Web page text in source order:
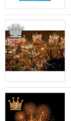
2
3